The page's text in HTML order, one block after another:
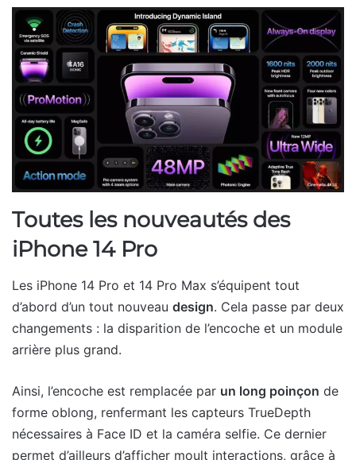
Toutes les nouveautés des
iPhone 14 Pro
Les iPhone 14 Pro et 14 Pro Max s’équipent tout
d’abord d’un tout nouveau design. Cela passe par deux
changements : la disparition de l’encoche et un module
arrière plus grand.
Ainsi, l’encoche est remplacée par un long poinçon de
forme oblong, renfermant les capteurs TrueDepth
nécessaires à Face ID et la caméra selfie. Ce dernier
permet d’ailleurs d’afficher moult interactions, grâce à